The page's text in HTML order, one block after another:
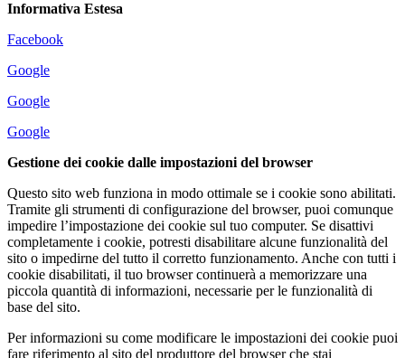
Informativa Estesa
Facebook
Google
Google
Google
Gestione dei cookie dalle impostazioni del browser
Questo sito web funziona in modo ottimale se i cookie sono abilitati.
Tramite gli strumenti di configurazione del browser, puoi comunque
impedire l’impostazione dei cookie sul tuo computer. Se disattivi
completamente i cookie, potresti disabilitare alcune funzionalità del
sito o impedirne del tutto il corretto funzionamento. Anche con tutti i
cookie disabilitati, il tuo browser continuerà a memorizzare una
piccola quantità di informazioni, necessarie per le funzionalità di
base del sito.
Per informazioni su come modificare le impostazioni dei cookie puoi
fare riferimento al sito del produttore del browser che stai